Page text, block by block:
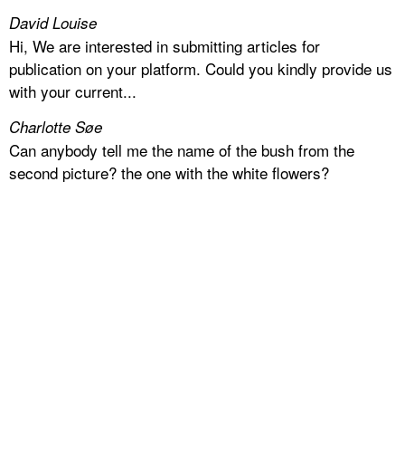
David Louise
Hi, We are interested in submitting articles for
publication on your platform. Could you kindly provide us
with your current...
Charlotte Søe
Can anybody tell me the name of the bush from the
second picture? the one with the white flowers?